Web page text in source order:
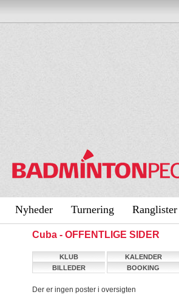
Nyheder Turnering Ranglister
Cuba - OFFENTLIGE SIDER
KLUB KALENDER
BILLEDER
BOOKING
Der er ingen poster i oversigten